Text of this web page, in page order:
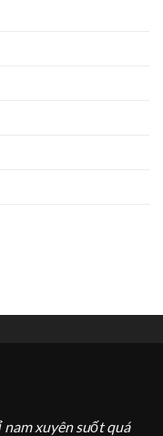
nam xuyên suốt quá